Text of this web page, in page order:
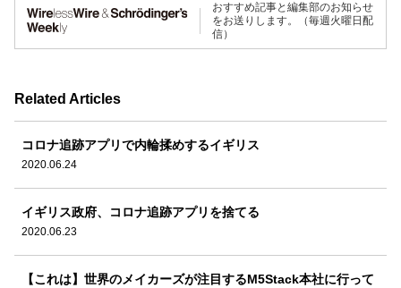
おすすめ記事と編集部のお知らせ
をお送りします。（毎週火曜日配
信）
Related Articles
コロナ追跡アプリで内輪揉めするイギリス
2020.06.24
イギリス政府、コロナ追跡アプリを捨てる
2020.06.23
【これは】世界のメイカーズが注目するM5Stack本社に行って